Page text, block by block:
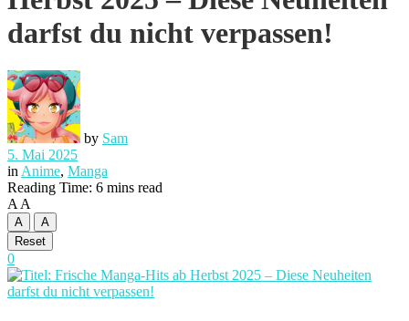
darfst du nicht verpassen!
by Sam
5. Mai 2025
in Anime, Manga
Reading Time: 6 mins read
A A
A
A
Reset
0